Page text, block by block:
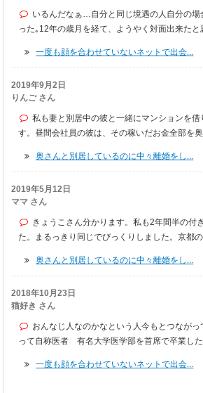
いるんだなぁ…自分と同じ境遇の人自分の場
った｡12年の歳月を経て、ようやく対面出来たと
一度も顔を合わせていないネットで出会...
2019年9月2日
りんご さん
私も妻と別居中の彼と一緒にマンションを借
す。昼間会社員の彼は、その稼いだお金全部を
奥さんと別居しているのに中々離婚をし...
2019年5月12日
ママ さん
きょうこさん分かります。私も2年間半の付
た。まるっきり同じでびっくりしました。京都
奥さんと別居しているのに中々離婚をし...
2018年10月23日
猫好き さん
おんなじ人なのかなという人今もとつなが
って自称医者 有名大学医学部を首席で卒業し
一度も顔を合わせていないネットで出会...